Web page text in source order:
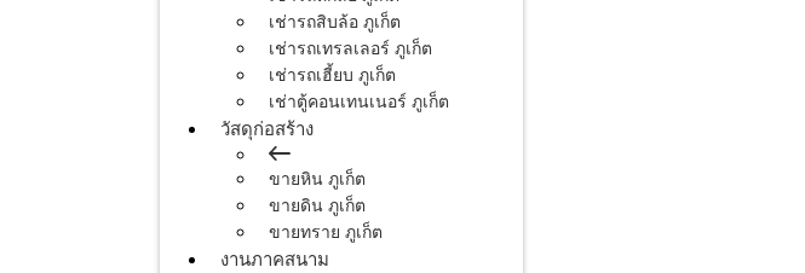
เช่ารถสิบล้อ ภูเก็ต
เช่ารถเทรลเลอร์ ภูเก็ต
เช่ารถเฮี้ยบ ภูเก็ต
เช่าตู้คอนเทนเนอร์ ภูเก็ต
วัสดุก่อสร้าง
ขายหิน ภูเก็ต
ขายดิน ภูเก็ต
ขายทราย ภูเก็ต
งานภาคสนาม